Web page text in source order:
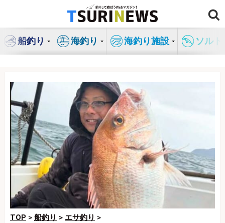
ン
船釣り 海釣り 海釣り施設 ソル
TOP > 船釣り > エサ釣り >